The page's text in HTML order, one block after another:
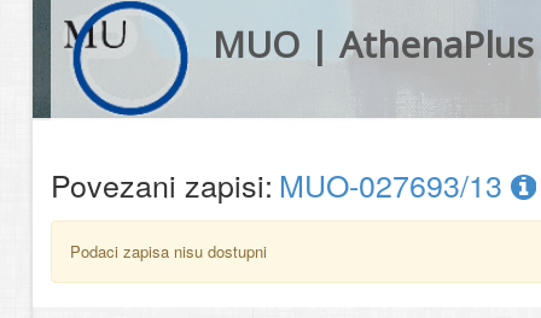
MUO | AthenaPlus
Povezani zapisi: MUO-027693/13
Podaci zapisa nisu dostupni